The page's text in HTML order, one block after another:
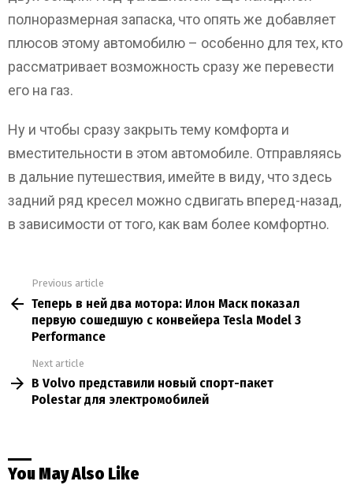
полноразмерная запаска, что опять же добавляет
плюсов этому автомобилю – особенно для тех, кто
рассматривает возможность сразу же перевести
его на газ.
Ну и чтобы сразу закрыть тему комфорта и
вместительности в этом автомобиле. Отправляясь
в дальние путешествия, имейте в виду, что здесь
задний ряд кресел можно сдвигать вперед-назад,
в зависимости от того, как вам более комфортно.
more
Previous article
Теперь в ней два мотора: Илон Маск показал
первую сошедшую с конвейера Tesla Model 3
Performance
Next article
В Volvo представили новый спорт-пакет
Polestar для электромобилей
You May Also Like